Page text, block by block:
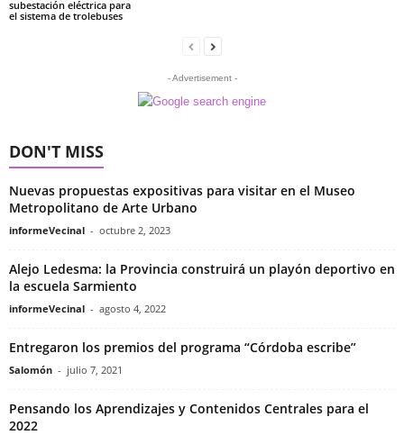
subestación eléctrica para
el sistema de trolebuses
- Advertisement -
DON'T MISS
Nuevas propuestas expositivas para visitar en el Museo
Metropolitano de Arte Urbano
informeVecinal - octubre 2, 2023
Alejo Ledesma: la Provincia construirá un playón deportivo en
la escuela Sarmiento
informeVecinal - agosto 4, 2022
Entregaron los premios del programa “Córdoba escribe”
Salomón - julio 7, 2021
Pensando los Aprendizajes y Contenidos Centrales para el
2022